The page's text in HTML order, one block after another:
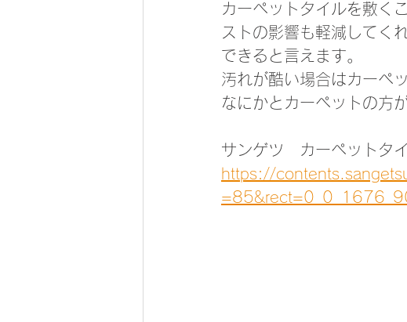
カーペットタイルを敷く
ストの影響も軽減してく
できると言えます。
汚れが酷い場合はカーペ
なにかとカーペットの方
サンゲツ　カーペットタ
https://